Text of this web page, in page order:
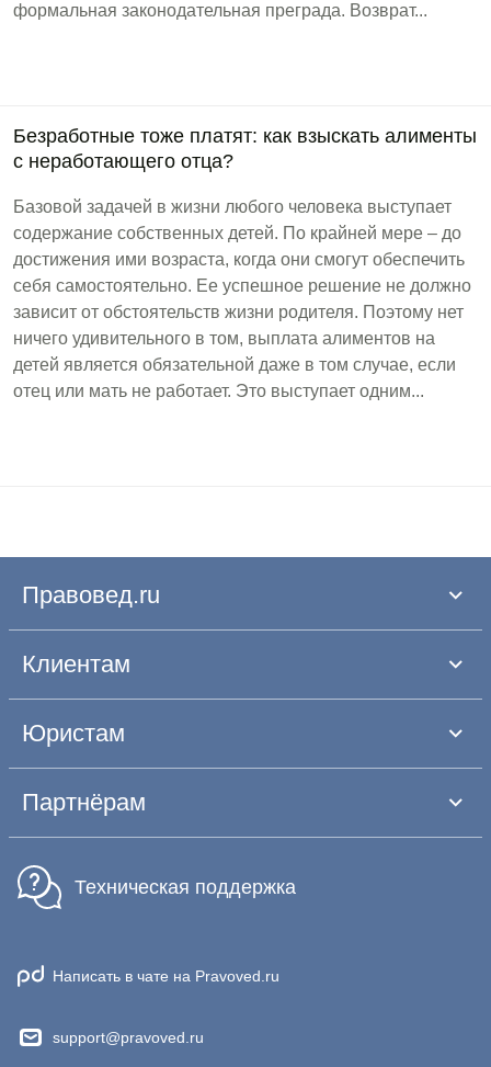
формальная законодательная преграда. Возврат...
Безработные тоже платят: как взыскать алименты
с неработающего отца?
Базовой задачей в жизни любого человека выступает
содержание собственных детей. По крайней мере – до
достижения ими возраста, когда они смогут обеспечить
себя самостоятельно. Ее успешное решение не должно
зависит от обстоятельств жизни родителя. Поэтому нет
ничего удивительного в том, выплата алиментов на
детей является обязательной даже в том случае, если
отец или мать не работает. Это выступает одним...
Правовед.ru
Клиентам
Юристам
Партнёрам
Техническая поддержка
Написать в чате на Pravoved.ru
support@pravoved.ru